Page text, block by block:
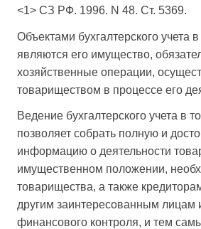
<1> СЗ РФ. 1996. N 48. Ст. 5369.
Объектами бухгалтерского учета
являются его имущество,
хозяйственные операции,
товариществом в процессе его
Ведение бухгалтерского учета в
позволяет собрать полную и
информацию о деятельности
имущественном положении,
товарищества, а также
другим заинтересованным лицам
финансового контроля, и тем